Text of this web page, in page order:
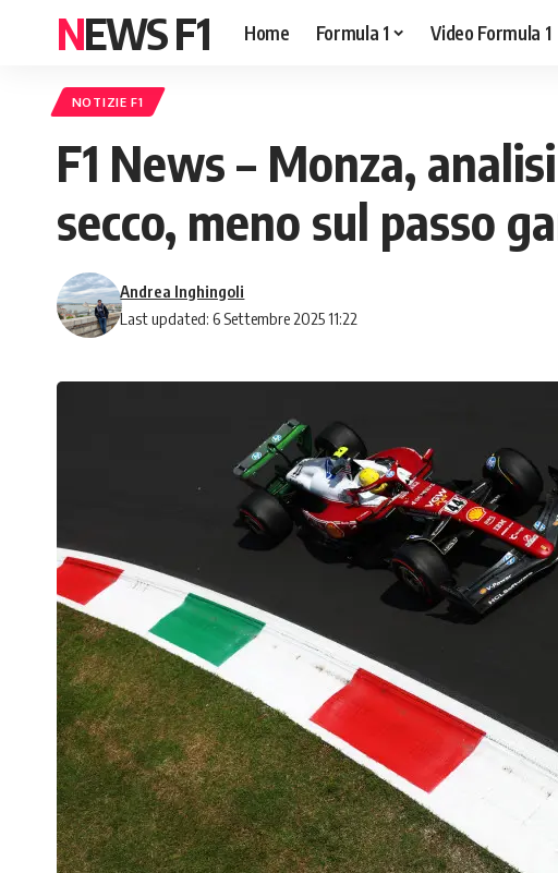
NEWS F1 Home Formula 1 Video Formula 1
NOTIZIE F1
F1 News – Monza,
secco, meno sul passo
Last updated: 6 Settembre 2025 11:22
Andrea Inghingoli